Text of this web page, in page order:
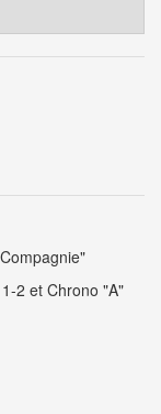
2 et Chrono "A"